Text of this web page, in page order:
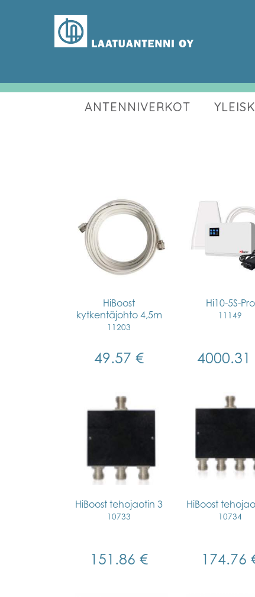
ANTENNIVERKOT
HiBoost
kytkentäjohto 4,5m
11203
49.57 €
Hi10-5S-Pro
11149
4000.31
HiBoost tehojaotin 3
10733
151.86 €
HiBoost
10734
174.76